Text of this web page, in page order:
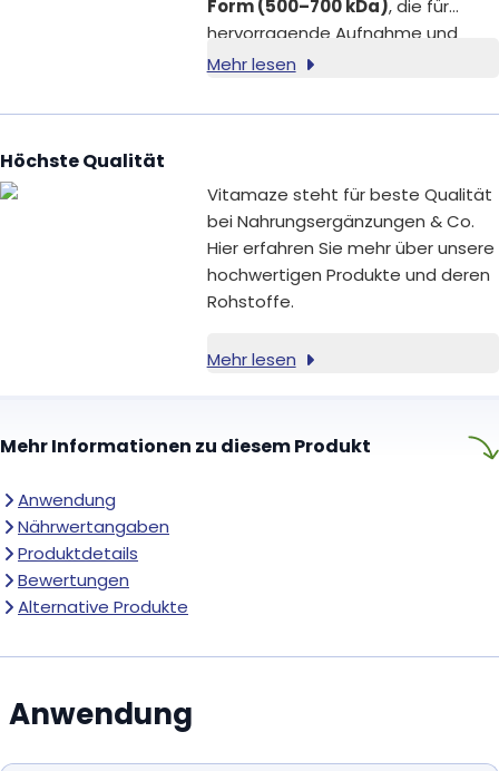
Form (500–700 kDa), die für
hervorragende Aufnahme und
optimale Verwertung im Körper
Mehr lesen
Höchste Qualität
Vitamaze steht für beste Qualität
bei Nahrungsergänzungen & Co.
Hier erfahren Sie mehr über unsere
hochwertigen Produkte und deren
Rohstoffe.
Mehr lesen
Mehr Informationen zu diesem Produkt
Anwendung
Nährwertangaben
Produktdetails
Bewertungen
Alternative Produkte
Anwendung